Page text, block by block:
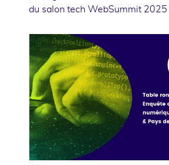
du salon tech WebSummit 2025